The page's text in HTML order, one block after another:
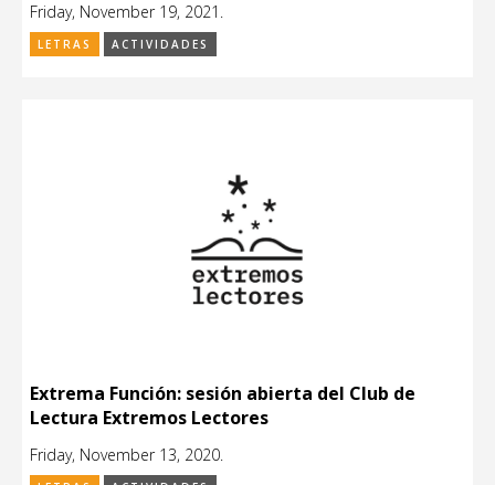
Friday, November 19, 2021.
LETRAS ACTIVIDADES
Extrema Función: sesión abierta del Club de
Lectura Extremos Lectores
Friday, November 13, 2020.